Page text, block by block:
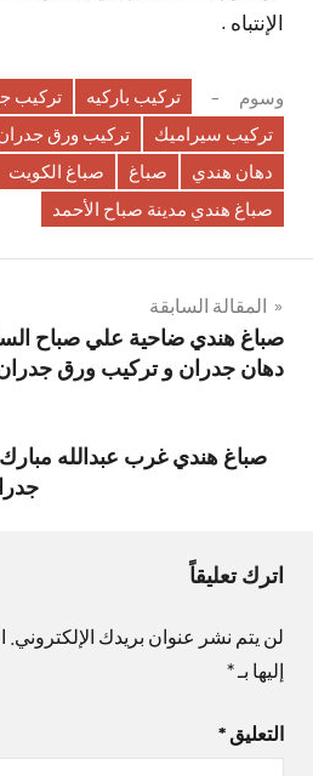
الإنتباه .
وسوم تركيب باركيه
تركيب
تركيب سيراميك
تركيب ورق
دهان هندي
صباغ صباغ الكويت
صباغ هندي مدينة صباح الأحمد
تصفّح
المقالات
المقالة السابقة
دهان جدران و تركيب ورق
اترك تعليقاً
لن يتم نشر عنوان بريدك الإلكتروني.
إليها بـ*
التعليق *